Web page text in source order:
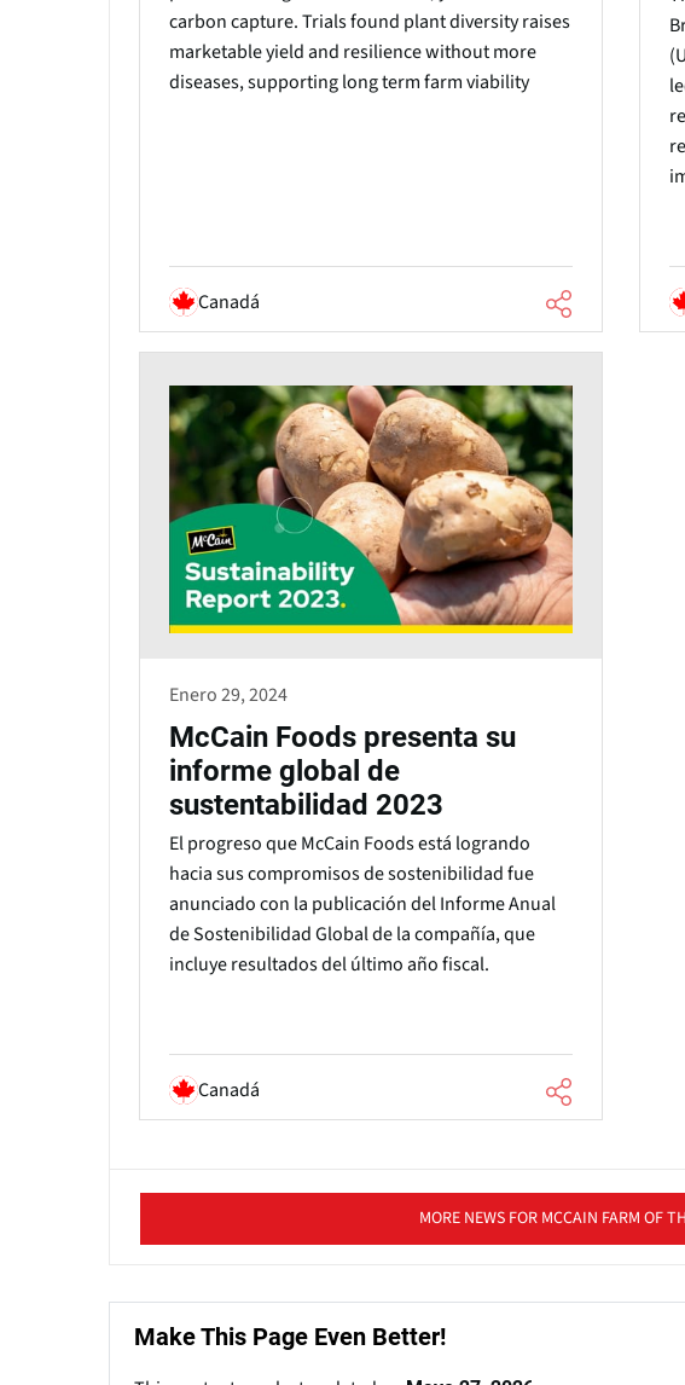
carbon capture. Trials found plant diversity raises
marketable yield and resilience without more
diseases, supporting long term farm viability
Canadá
Enero 29, 2024
McCain Foods presenta su
informe global de
sustentabilidad 2023
El progreso que McCain Foods está logrando
hacia sus compromisos de sostenibilidad fue
anunciado con la publicación del Informe Anual
de Sostenibilidad Global de la compañía, que
incluye resultados del último año fiscal.
Canadá
MORE NEWS FOR MCCAIN FARM OF
Make This Page Even Better!